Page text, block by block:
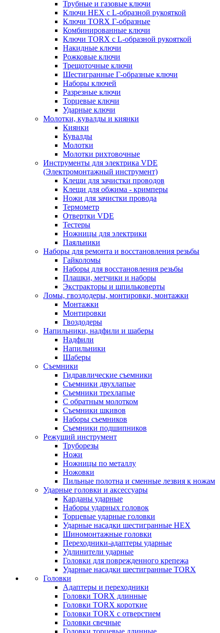
Трубные и газовые ключи
Ключи HEX с L-образной рукояткой
Ключи TORX Г-образные
Комбинированные ключи
Ключи TORX с L-образной рукояткой
Накидные ключи
Рожковые ключи
Трещоточные ключи
Шестигранные Г-образные ключи
Наборы ключей
Разрезные ключи
Торцевые ключи
Ударные ключи
Молотки, кувалды и киянки
Киянки
Кувалды
Молотки
Молотки рихтовочные
Инструменты для электрика VDE
(Электромонтажный инструмент)
Клещи для зачистки проводов
Клещи для обжима - кримперы
Ножи для зачистки провода
Термометр
Отвертки VDE
Тестеры
Ножницы для электрики
Паяльники
Наборы для ремонта и восстановления резьбы
Гайколомы
Наборы для восстановления резьбы
Плашки, метчики и наборы
Экстракторы и шпильковерты
Ломы, гвоздодеры, монтировки, монтажки
Монтажки
Монтировки
Гвоздодеры
Напильники, надфили и шаберы
Надфили
Напильники
Шаберы
Съемники
Гидравлические съемники
Съемники двухлапые
Съемники трехлапые
С обратным молотком
Съемники шкивов
Наборы съемников
Съемники подшипников
Режущий инструмент
Труборезы
Ножи
Ножницы по металлу
Ножовки
Пильные полотна и сменные лезвия к ножам
Ударные головки и аксессуары
Карданы ударные
Наборы ударных головок
Торцевые ударные головки
Ударные насадки шестигранные HEX
Шиномонтажные головки
Переходники-адаптеры ударные
Удлинители ударные
Головки для поврежденного крепежа
Ударные насадки шестигранные TORX
Головки
Адаптеры и переходники
Головки TORX длинные
Головки TORX короткие
Головки TORX с отверстием
Головки свечные
Головки торцевые длинные